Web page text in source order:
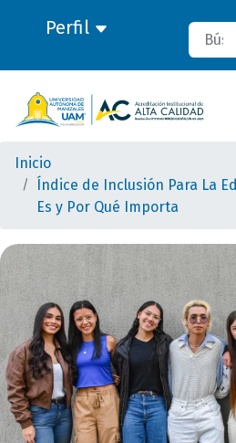
Perfil Buscar
Inicio
Índice de Inclusión Para La
Es y Por Qué Importa